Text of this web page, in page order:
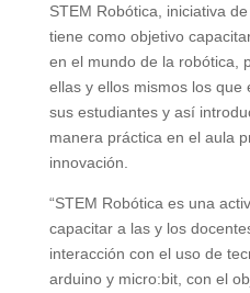
STEM Robótica, iniciativa
tiene como objetivo
en el mundo de la robótica,
ellas y ellos mismos los
sus estudiantes y así
manera práctica en el aula
innovación.
“STEM Robótica es una
capacitar a las y los
interacción con el uso de
arduino y micro:bit, con el